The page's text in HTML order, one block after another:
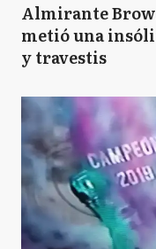
Almirante
metió una
y travestis